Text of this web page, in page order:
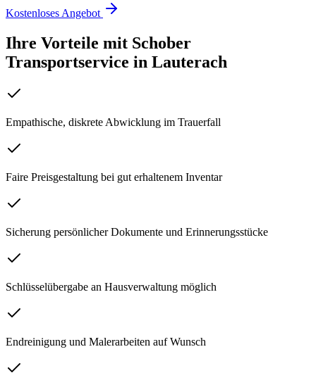
Kostenloses Angebot
Ihre Vorteile mit Schober
Transportservice in Lauterach
Empathische, diskrete Abwicklung im Trauerfall
Faire Preisgestaltung bei gut erhaltenem Inventar
Sicherung persönlicher Dokumente und Erinnerungsstücke
Schlüsselübergabe an Hausverwaltung möglich
Endreinigung und Malerarbeiten auf Wunsch